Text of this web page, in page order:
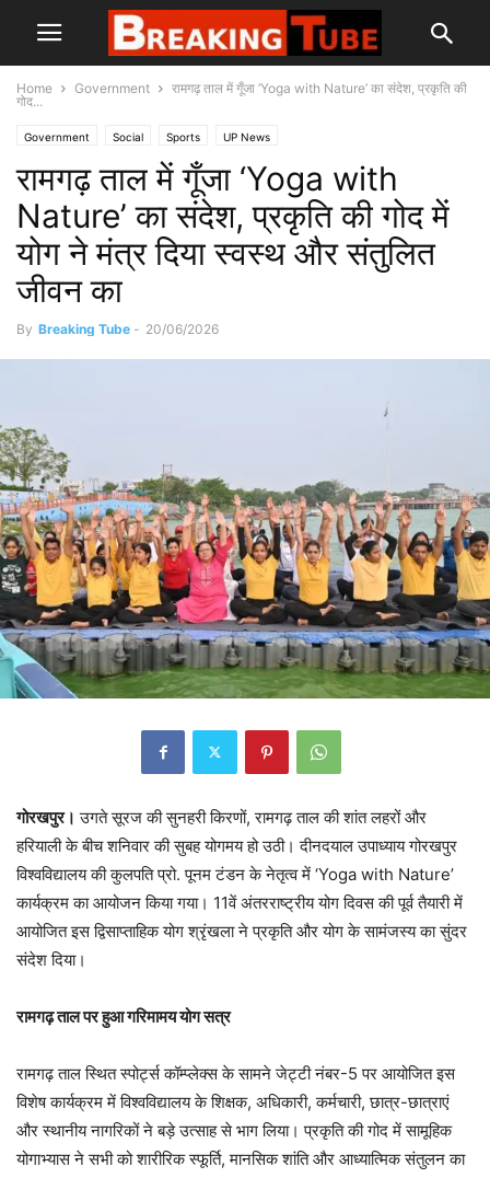
Home Government
रामगढ़ ताल में गूँजा ‘Yoga with Nature’ का संदेश, प्रकृति की
गोद...
Government Social Sports UP News
रामगढ़ ताल में गूँजा ‘Yoga with
Nature’ का संदेश, प्रकृति की गोद में
योग ने मंत्र दिया स्वस्थ और संतुलित
जीवन का
By Breaking Tube - 20/06/2026
गोरखपुर। उगते सूरज की सुनहरी किरणों, रामगढ़ ताल की शांत लहरों और
हरियाली के बीच शनिवार की सुबह योगमय हो उठी। दीनदयाल उपाध्याय गोरखपुर
विश्वविद्यालय की कुलपति प्रो. पूनम टंडन के नेतृत्व में ‘Yoga with Nature’
कार्यक्रम का आयोजन किया गया। 11वें अंतरराष्ट्रीय योग दिवस की पूर्व तैयारी में
आयोजित इस द्विसाप्ताहिक योग श्रृंखला ने प्रकृति और योग के सामंजस्य का सुंदर
संदेश दिया।
रामगढ़ ताल पर हुआ गरिमामय योग सत्र
रामगढ़ ताल स्थित स्पोर्ट्स कॉम्प्लेक्स के सामने जेट्टी नंबर-5 पर आयोजित इस
विशेष कार्यक्रम में विश्वविद्यालय के शिक्षक, अधिकारी, कर्मचारी, छात्र-छात्राएं
और स्थानीय नागरिकों ने बड़े उत्साह से भाग लिया। प्रकृति की गोद में सामूहिक
योगाभ्यास ने सभी को शारीरिक स्फूर्ति, मानसिक शांति और आध्यात्मिक संतुलन का